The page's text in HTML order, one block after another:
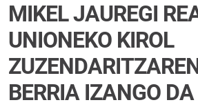
MIKEL JAUREGI
UNIONEKO KIROL
BERRIA IZANGO DA